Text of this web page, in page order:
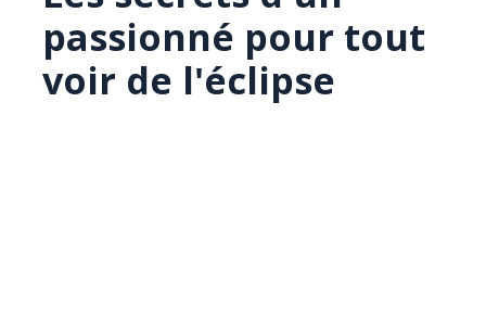
passionné pour tout
voir de l'éclipse